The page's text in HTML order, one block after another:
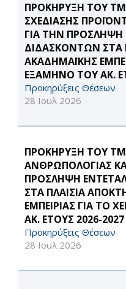
ΠΡΟΚΗΡΥΞΗ ΤΟΥ
ΣΧΕΔΙΑΣΗΣ
ΓΙΑ ΤΗΝ
ΔΙΔΑΣΚΟΝΤΩΝ ΣΤΑ
ΑΚΑΔΗΜΑΪΚΗΣ
ΕΞΑΜΗΝΟ ΤΟΥ ΑΚ.
Προκηρύξεις Θέσεων
28 Ιουλ 2026
ΠΡΟΚΗΡΥΞΗ ΤΟΥ
ΑΝΘΡΩΠΟΛΟΓΙΑΣ
ΠΡΟΣΛΗΨΗ
ΣΤΑ ΠΛΑΙΣΙΑ
ΕΜΠΕΙΡΙΑΣ ΓΙΑ ΤΟ
ΑΚ. ΕΤΟΥΣ 2026-2027
Προκηρύξεις Θέσεων
28 Ιουλ 2026